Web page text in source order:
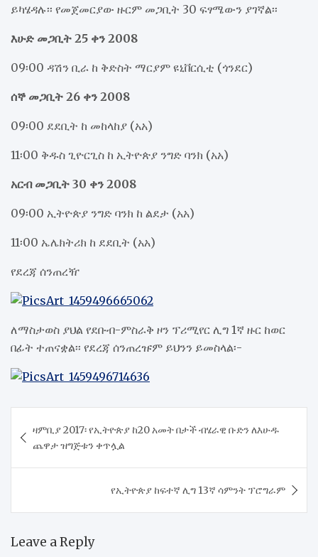
ይካሄዳሉ፡፡ የመጀመርያው ዙርም መጋቢት 30 ፍፃሜውን ያገኛል፡፡
እሁድ መጋቢት 25 ቀን 2008
09፡00 ዳሽን ቢራ ከ ቅድስት ማርያም ዩኒቨርሲቲ (ጎንደር)
ሰኞ መጋቢት 26 ቀን 2008
09፡00 ደደቢት ከ መከላከያ (አአ)
11፡00 ቅዱስ ጊዮርጊስ ከ ኢትዮጵያ ንግድ ባንክ (አአ)
አርብ መጋቢት 30 ቀን 2008
09፡00 ኢትዮጵያ ንግድ ባንክ ከ ልደታ (አአ)
11፡00 ኤሌክትሪክ ከ ደደቢት (አአ)
የደረጃ ሰንጠረዥ
ለማስታወስ ያህል የደቡብ-ምስራቅ ዞን ፕሪሚየር ሊግ 1ኛ ዙር ከወር
በፊት ተጠናቋል፡፡ የደረጃ ሰንጠረዡም ይህንን ይመስላል፡-
navigation
ዛምቢያ 2017፡ የኢትዮጵያ ከ20 አመት በታች ብሄራዊ ቡድን ለእሁዱ
ጨዋታ ዝግጅቱን ቀጥሏል
የኢትዮጵያ ከፍተኛ ሊግ 13ኛ ሳምንት ፕሮግራም
Leave a Reply